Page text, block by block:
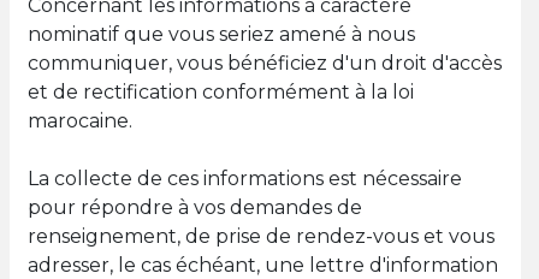
Concernant les informations à caractère
nominatif que vous seriez amené à nous
communiquer, vous bénéficiez d'un droit d'accès
et de rectification conformément à la loi
marocaine.
La collecte de ces informations est nécessaire
pour répondre à vos demandes de
renseignement, de prise de rendez-vous et vous
adresser, le cas échéant, une lettre d'information